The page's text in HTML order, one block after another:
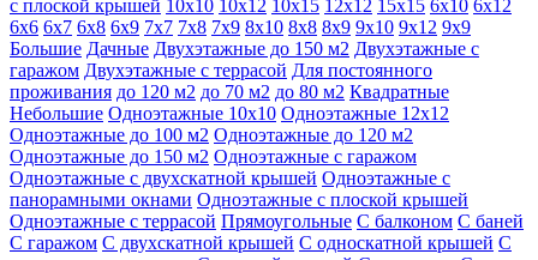
с плоской крышей 10х10 10х12 10х15 12х12 15х15 6х10 6х12
6х6 6х7 6х8 6х9 7х7 7х8 7х9 8х10 8х8 8х9 9х10 9х12 9х9
Большие Дачные Двухэтажные до 150 м2 Двухэтажные с
гаражом Двухэтажные с террасой Для постоянного
проживания до 120 м2 до 70 м2 до 80 м2 Квадратные
Небольшие Одноэтажные 10х10 Одноэтажные 12х12
Одноэтажные до 100 м2 Одноэтажные до 120 м2
Одноэтажные до 150 м2 Одноэтажные с гаражом
Одноэтажные с двухскатной крышей Одноэтажные с
панорамными окнами Одноэтажные с плоской крышей
Одноэтажные с террасой Прямоугольные С балконом С баней
С гаражом С двухскатной крышей С односкатной крышей С